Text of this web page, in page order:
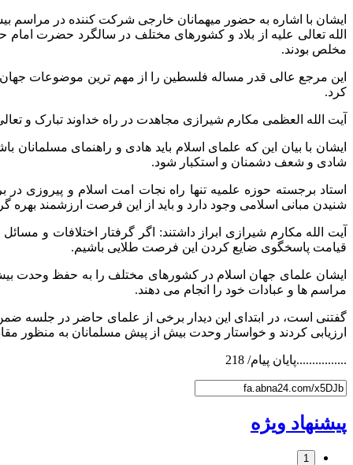
ایشان با اشاره به حضور میهمانان خارجی شرکت کننده در
الله تعالی علیه از بلاد و کشورهای مختلف در سالگرد حضرت
مخلص بودند.
این مرجع عالی قدر مساله فلسطین را از مهم ترین موضوعات جهان
کرد.
آیت الله العظمی مکارم شیرازی مجاهدت در راه خداوند تبارک و
ایشان با بیان این که علمای اسلام باید هادی و راهنمای
شادی و شعف دشمنان و استکبار شود.
استاد برجسته حوزه علمیه تنها راه نجات امت اسلام و پیروزی
شنیدن مبانی اسلامی وجود دارد و باید از این فرصت ارزشمند بهره
آیت الله مکارم شیرازی ابراز داشتند: اگر گرفتار اختلافات و
قیامت پاسخگوی ضایع کردن این فرصت طلایی باشیم.
ایشان علمای جهان اسلام در کشورهای مختلف را به حفظ وحدت
مراسم ها و عبادات خود را انجام می دهند.
گفتنی است، در ابتدای این دیدار برخی از علمای حاضر در جلسه
ارزیابی کردند و خواستار وحدت بیش از پیش مسلمانان به منظور
................پایان پیام/ 218
پیشنهاد ویژه
1